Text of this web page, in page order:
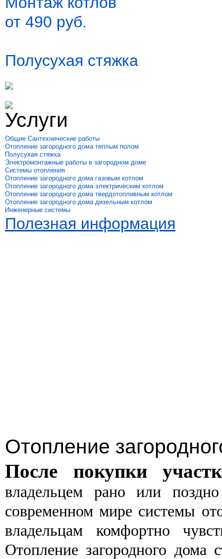
от 490 руб.
Полусухая стяжка
Услуги
Общие Сантехнические работы
Отопление загородного дома теплым полом
Полусухая стяжка
Электромонтажные работы в загородном доме
Системы отопления
Отопление загородного дома газовым котлом
Отопление загородного дома электрическим котлом
Отопление загородного дома твердотопливным котлом
Отопление загородного дома дизельным котлом
Инженерные системы
Полезная информация
Отопление
После покупки
владельцем рано или
современном мире системы
владельцам комфортно
Отопление загородного дома